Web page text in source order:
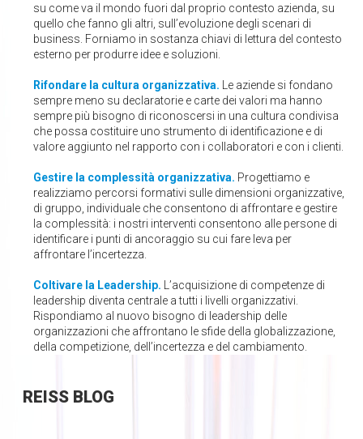
su come va il mondo fuori dal proprio contesto azienda, su
quello che fanno gli altri, sull’evoluzione degli scenari di
business. Forniamo in sostanza chiavi di lettura del contesto
esterno per produrre idee e soluzioni.
Rifondare la cultura organizzativa.
Le aziende si fondano
sempre meno su declaratorie e carte dei valori ma hanno
sempre più bisogno di riconoscersi in una cultura condivisa
che possa costituire uno strumento di identificazione e di
valore aggiunto nel rapporto con i collaboratori e con i clienti.
Gestire la complessità organizzativa. Progettiamo e
realizziamo percorsi formativi sulle dimensioni organizzative,
di gruppo, individuale che consentono di affrontare e gestire
la complessità: i nostri interventi consentono alle persone di
identificare i punti di ancoraggio su cui fare leva per
affrontare l’incertezza.
Coltivare la Leadership.
L’acquisizione di competenze di
leadership diventa centrale a tutti i livelli organizzativi.
Rispondiamo al nuovo bisogno di leadership delle
organizzazioni che affrontano le sfide della globalizzazione,
della competizione, dell’incertezza e del cambiamento.
REISSBLOG